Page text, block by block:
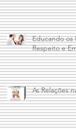
Educando os
Respeito e
As Relações